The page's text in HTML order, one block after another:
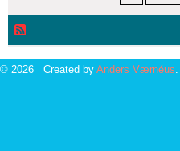
© 2026 Created by Anders Værnéus